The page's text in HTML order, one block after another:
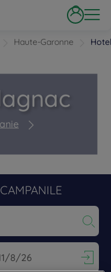
Haute-Garonne